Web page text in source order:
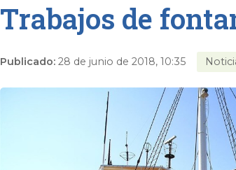
Trabajos de
Publicado: 28 de junio de 2018, 10:35